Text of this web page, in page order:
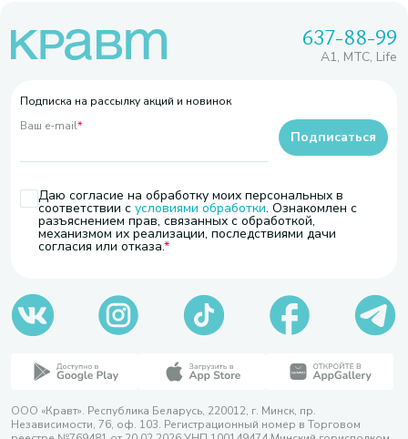
637-88-99
A1, МТС, Life
Подписка на рассылку акций и новинок
Ваш e-mail*
Даю согласие на обработку моих персональных в
соответствии с условиями обработки. Ознакомлен с
разъяснением прав, связанных с обработкой,
механизмом их реализации, последствиями дачи
согласия или отказа.
Подписаться
ООО «Кравт». Республика Беларусь, 220012, г. Минск, пр.
Независимости, 76, оф. 103. Регистрационный номер в Торговом